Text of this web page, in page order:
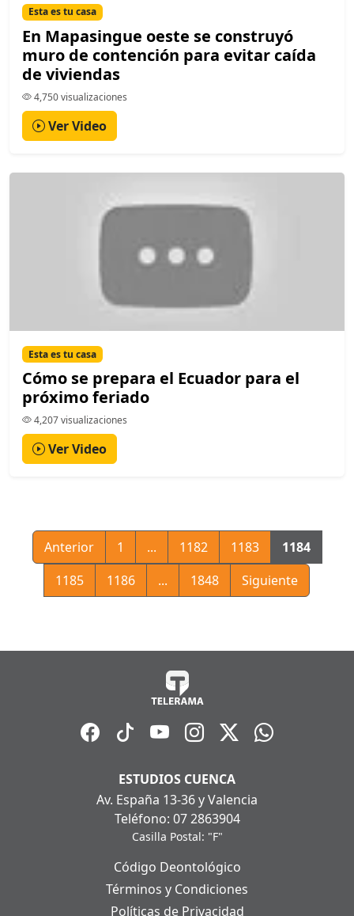
Esta es tu casa
En Mapasingue oeste se construyó
muro de contención para evitar caída
de viviendas
4,750 visualizaciones
Ver Video
Esta es tu casa
Cómo se prepara el Ecuador para el
próximo feriado
4,207 visualizaciones
Ver Video
Anterior 1 ... 1182 1183
1184
1185
1186 ... 1848 Siguiente
ESTUDIOS CUENCA
Av. España 13-36 y Valencia
Teléfono: 07 2863904
Casilla Postal: "F"
Código Deontológico
Términos y Condiciones
Políticas de Privacidad